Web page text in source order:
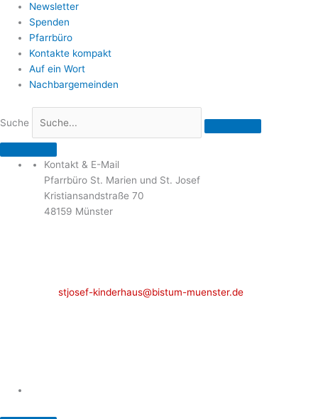
Newsletter
Spenden
Pfarrbüro
Kontakte kompakt
Auf ein Wort
Nachbargemeinden
Suche
Kontakt & E-Mail
Pfarrbüro St. Marien und St. Josef
Kristiansandstraße 70
48159 Münster
stjosef-kinderhaus@bistum-muenster.de